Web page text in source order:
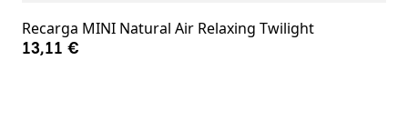
Recarga MINI Natural Air Relaxing Twilight
13,11 €